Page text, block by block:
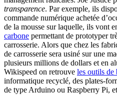
transparence. Par exemple, ils
commande numérique achetée
de la mousse sur laquelle, ils vont
carbone permettant de prototyper
carrosserie. Alors que chez les
de carrosserie sera usiné sur une
plusieurs millions de dollars et en
Wikispeed on retrouve les outils de
informatique recyclé, des plates-
de type Arduino ou Raspberry Pi,